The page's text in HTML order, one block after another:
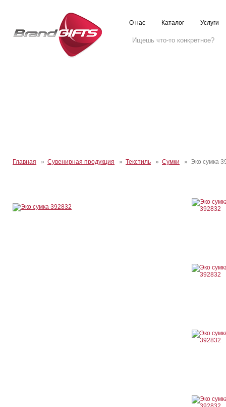
О нас Каталог Услуги
Главная » Сувенирная продукция » Текстиль » Сумки » Эко сумка